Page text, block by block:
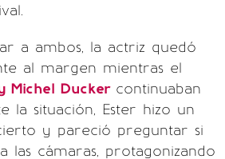
a ambos, la actriz quedó
al margen mientras el
Michel Ducker continuaban
la situación, Ester hizo un
y pareció preguntar si
las cámaras, protagonizando